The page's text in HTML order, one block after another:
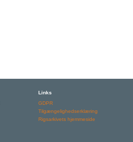
Links
GDPR
Tilgængelighedserklæring
Rigsarkivets hjemmeside